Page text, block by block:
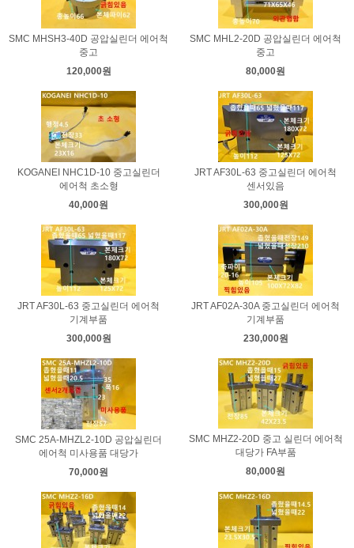
SMC MHSH3-40D 공압실린더 에어척
중고
120,000원
SMC MHL2-20D 공압실린더 에어척
중고
80,000원
KOGANEI NHC1D-10 중고실린더
에어척 초소형
40,000원
JRT AF30L-63 중고실린더 에어척
센서있음
300,000원
JRT AF30L-63 중고실린더 에어척
기계부품
300,000원
JRT AF02A-30A 중고실린더 에어척
기계부품
230,000원
SMC 25A-MHZL2-10D 공압실린더
에어척 미사용품 대당가
70,000원
SMC MHZ2-20D 중고 실린더 에어척
대당가 FA부품
80,000원